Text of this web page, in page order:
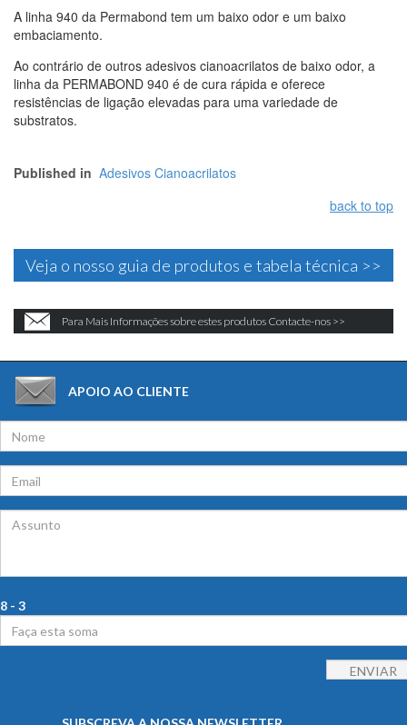
A linha 940 da Permabond tem um baixo odor e um baixo
embaciamento.
Ao contrário de outros adesivos cianoacrilatos de baixo odor, a
linha da PERMABOND 940 é de cura rápida e oferece
resistências de ligação elevadas para uma variedade de
substratos.
Published in Adesivos Cianoacrilatos
back to top
Veja o nosso guia de produtos e tabela técnica >>
Para Mais Informações sobre estes produtos Contacte-nos >>
APOIO AO CLIENTE
8 - 3